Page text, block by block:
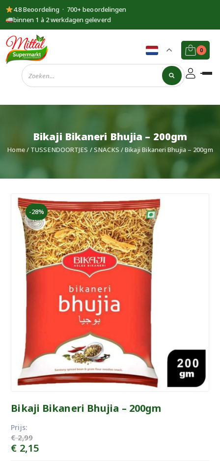
4.8 Beoordeling · 700+ beoordelingen
binnen 1 à 2 werkdagen geleverd
Supermarkt
Mittal
0
Bikaji Bikaneri Bhujia – 200gm
Home/ TUSSENDOORTJES /SNACKS / Bikaji Bikaneri Bhujia – 200gm
-28%
Bikaji Bikaneri Bhujia – 200gm
Prijs:
€2,99
Oorspronkelijke
€ 2,15Huidige